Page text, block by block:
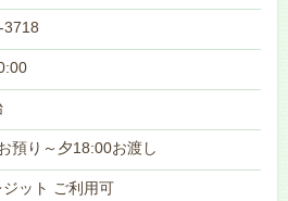
3718
預り～夕18:00お渡し
ット ご利用可